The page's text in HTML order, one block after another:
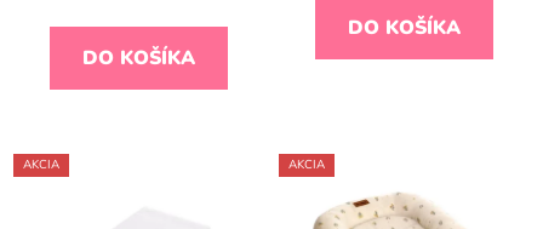
DO KOŠÍKA
DO KOŠÍKA
AKCIA AKCIA